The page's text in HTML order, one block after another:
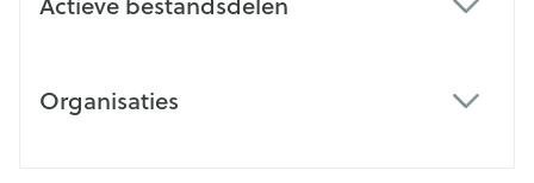
Organisaties